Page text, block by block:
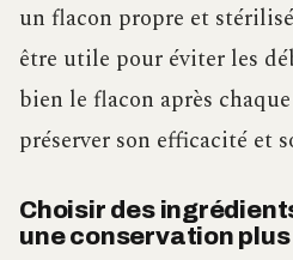
un flacon propre et
être utile pour éviter les
bien le flacon après
préserver son efficacité et
Choisir des
une conservation